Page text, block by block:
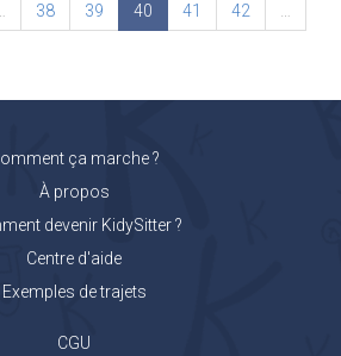
38 39 40 41 42
ça marche ?
À propos
devenir KidySitter ?
Centre d'aide
Exemples de trajets
CGU